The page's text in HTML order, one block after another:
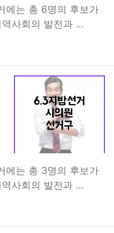
에는 총 6명의 후보가
사회의 발전과 …
에는 총 3명의 후보가
사회의 발전과 …